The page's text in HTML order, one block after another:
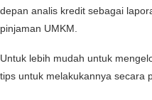
depan analis kredit sebagai
pinjaman UMKM.
Untuk lebih mudah untuk
tips untuk melakukannya secara